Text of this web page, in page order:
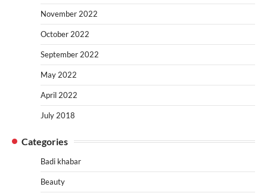
November 2022
October 2022
September 2022
May 2022
April 2022
July 2018
Categories
Badi khabar
Beauty